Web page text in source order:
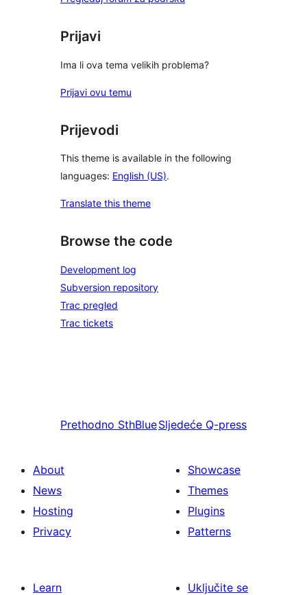
Prijavi
Ima li ova tema velikih problema?
Prijavi ovu temu
Prijevodi
This theme is available in the following
languages: English (US).
Translate this theme
Browse the code
Development log
Subversion repository
Trac pregled
Trac tickets
Prethodno SthBlueSljedeće Q-press
About
News
Hosting
Privacy
Showcase
Themes
Plugins
Patterns
Learn
Uključite se